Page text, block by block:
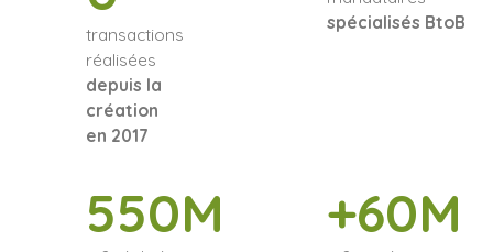
transactions
réalisées
depuis la
création
en 2017
spécialisés BtoB
550M +60M